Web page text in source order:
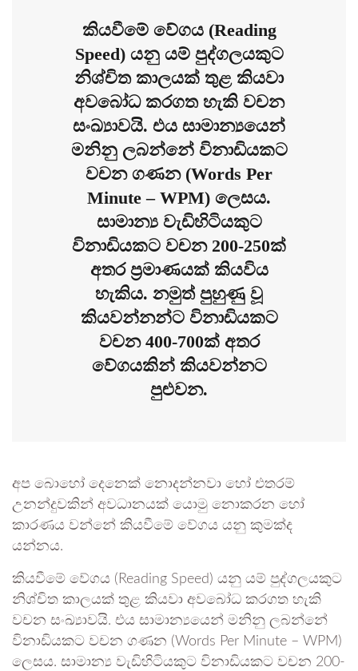
කියවීමේ වේගය (Reading
Speed) යනු යම් පුද්ගලයකුට
නිශ්චිත කාලයක් තුළ කියවා
අවබෝධ කරගත හැකි වචන
සංඛ්‍යාවයි. එය සාමාන්‍යයෙන්
මනිනු ලබන්නේ විනාඩියකට
වචන ගණන (Words Per
Minute – WPM) ලෙසය.
සාමාන්‍ය වැඩිහිටියකුට
විනාඩියකට වචන 200-250ක්
අතර ප්‍රමාණයක් කියවිය
හැකිය. නමුත් පුහුණු වූ
කියවන්නන්ට විනාඩියකට
වචන 400-700ක් අතර
වේගයකින් කියවන්නට
පුළුවන.
අප බොහෝ දෙනෙක් නොදන්නවා හෝ එතරම්
උනන්දුවකින් අවධානයක් යොමු නොකරන හෝ
කාරණය වන්නේ කියවීමේ වේගය යනු කුමක්ද
යන්නය.
කියවීමේ වේගය (Reading Speed) යනු යම් පුද්ගලයකුට
නිශ්චිත කාලයක් තුළ කියවා අවබෝධ කරගත හැකි
වචන සංඛ්‍යාවයි. එය සාමාන්‍යයෙන් මනිනු ලබන්නේ
විනාඩියකට වචන ගණන (Words Per Minute – WPM)
ලෙසය. සාමාන්‍ය වැඩිහිටියකුට විනාඩියකට වචන 200-